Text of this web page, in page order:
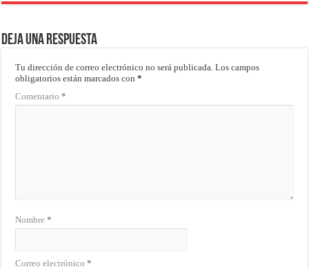
Deja una respuesta
Tu dirección de correo electrónico no será publicada. Los campos
obligatorios están marcados con*
Comentario*
Nombre*
Correo electrónico*